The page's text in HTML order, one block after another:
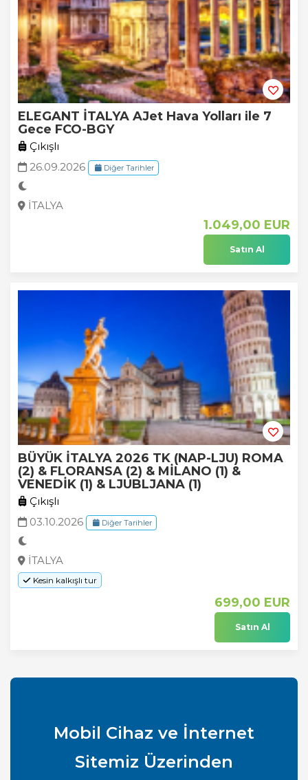
ELEGANT İTALYA AJet Hava Yolları ile 7
Gece FCO-BGY
Çıkışlı
26.09.2026
Diğer Tarihler
İTALYA
1.049,00 EUR
Satın Al
BÜYÜK İTALYA 2026 TK (NAP-LJU) ROMA
(2) & FLORANSA (2) & MİLANO (1) &
VENEDİK (1) & LJUBLJANA (1)
Çıkışlı
03.10.2026
Diğer Tarihler
İTALYA
Kesin kalkışlı tur
699,00 EUR
Satın Al
Mobil Cihaz ve İnternet
Sitemiz Üzerinden